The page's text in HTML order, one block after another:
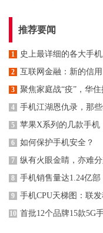
推荐要闻
1 史上最详细的各大手
2 互联网金融：新的信
3 聚焦家庭战“疫”，华
4 手机江湖恩仇录，那
5 苹果X系列的几款手
6 如何保护手机安全？
7 纵有火眼金睛，亦难
8 手机销售量达1.24亿部
9 手机CPU天梯图：联
10 首批12个品牌15款5G